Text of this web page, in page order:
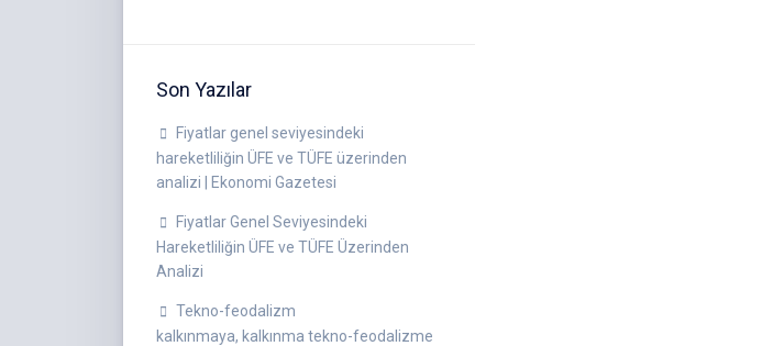
Son Yazılar
Fiyatlar genel seviyesindeki
hareketliliğin ÜFE ve TÜFE üzerinden
analizi | Ekonomi Gazetesi
Fiyatlar Genel Seviyesindeki
Hareketliliğin ÜFE ve TÜFE Üzerinden
Analizi
Tekno-feodalizm
kalkınmaya, kalkınma tekno-feodalizme